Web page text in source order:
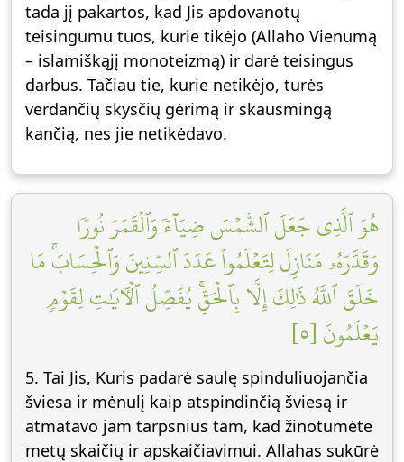
tada jį pakartos, kad Jis apdovanotų
teisingumu tuos, kurie tikėjo (Allaho Vienumą
– islamiškąjį monoteizmą) ir darė teisingus
darbus. Tačiau tie, kurie netikėjo, turės
verdančių skysčių gėrimą ir skausmingą
kančią, nes jie netikėdavo.
هُوَ ٱلَّذِي جَعَلَ ٱلشَّمۡسَ ضِيَآءٗ وَٱلۡقَمَرَ نُورٗا
وَقَدَّرَهُۥ مَنَازِلَ لِتَعۡلَمُواْ عَدَدَ ٱلسِّنِينَ وَٱلۡحِسَابَۚ مَا
خَلَقَ ٱللَّهُ ذَٰلِكَ إِلَّا بِٱلۡحَقِّۚ يُفَصِّلُ ٱلۡأٓيَٰتِ لِقَوۡمٖ
يَعۡلَمُونَ [٥]
5. Tai Jis, Kuris padarė saulę spinduliuojančia
šviesa ir mėnulį kaip atspindinčią šviesą ir
atmatavo jam tarpsnius tam, kad žinotumėte
metų skaičių ir apskaičiavimui. Allahas sukūrė